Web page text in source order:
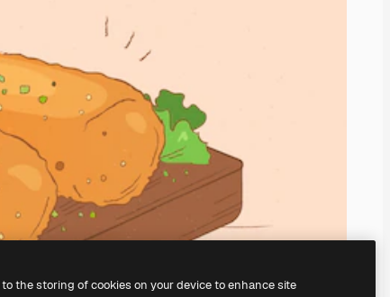
the storing of cookies on your device to enhance site